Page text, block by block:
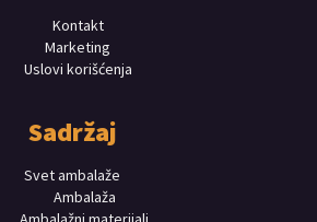
Kontakt
Marketing
Uslovi korišćenja
Sadržaj
Svet ambalaže
Ambalaža